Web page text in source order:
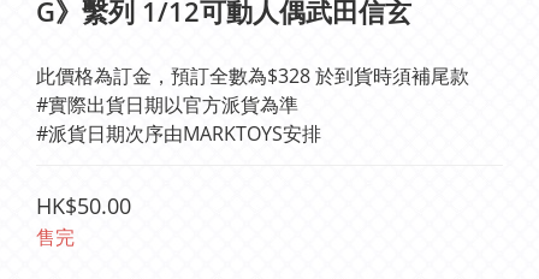
G》繫列 1/12可動人偶武田信玄
此價格為訂金，預訂全數為$328 於到貨時須補尾款
#派貨日期次序由MARKTOYS安排
HK$50.00
售完